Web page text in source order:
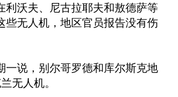
利沃夫、尼古拉耶夫和敖德萨等
些无人机，地区官员报告没有伤
一说，别尔哥罗德和库尔斯克地
无人机。